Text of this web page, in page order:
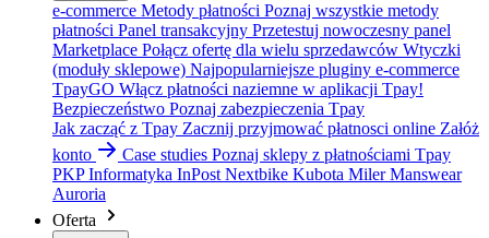
e-commerce Metody płatności Poznaj wszystkie metody
płatności Panel transakcyjny Przetestuj nowoczesny panel
Marketplace Połącz ofertę dla wielu sprzedawców Wtyczki
(moduły sklepowe) Najpopularniejsze pluginy e-commerce
TpayGO Włącz płatności naziemne w aplikacji Tpay!
Bezpieczeństwo Poznaj zabezpieczenia Tpay
Jak zacząć z Tpay Zacznij przyjmować płatnosci online Załóż
konto
Case studies Poznaj sklepy z płatnościami Tpay
PKP Informatyka InPost Nextbike Kubota Miler Manswear
Auroria
Oferta